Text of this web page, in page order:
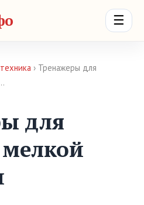
☰
› Тренажеры для
для